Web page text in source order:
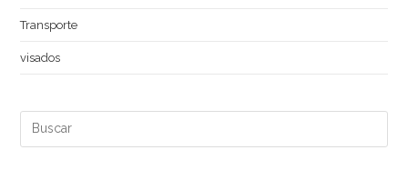
Transporte
visados